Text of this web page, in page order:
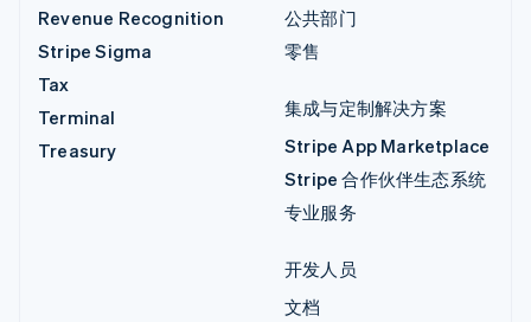
Revenue Recognition
Stripe Sigma
Tax
Terminal
Treasury
公共部门
零售
集成与定制解决方案
Stripe App Marketplace
Stripe 合作伙伴生态系统
专业服务
开发人员
文档